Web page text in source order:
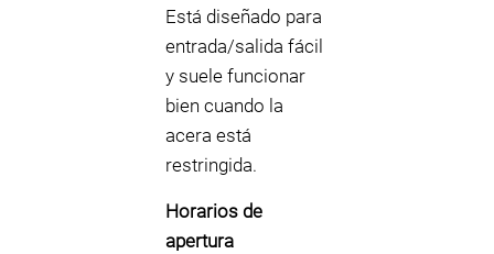
Está diseñado para
entrada/salida fácil
y suele funcionar
bien cuando la
acera está
restringida.
Horarios de
apertura